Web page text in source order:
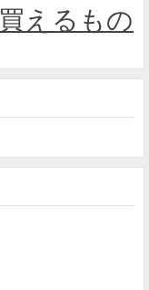
買えるもの